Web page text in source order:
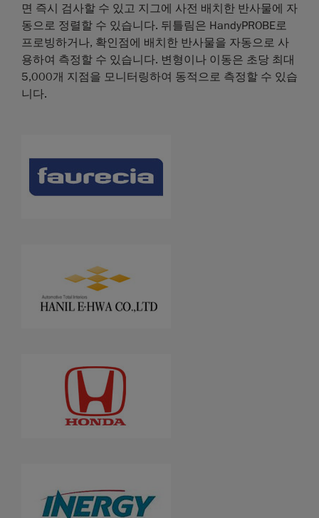
면 즉시 검사할 수 있고 지그에 사전 배치한 반사물에 자
동으로 정렬할 수 있습니다. 뒤틀림은 HandyPROBE로
프로빙하거나, 확인점에 배치한 반사물을 자동으로 사
용하여 측정할 수 있습니다. 변형이나 이동은 초당 최대
5,000개 지점을 모니터링하여 동적으로 측정할 수 있습
니다.